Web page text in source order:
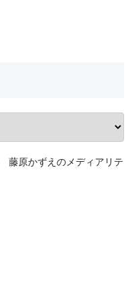
藤原かずえのメディアリテ